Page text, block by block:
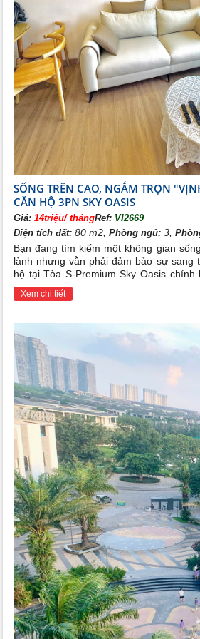
Với giá trị đẳng cấp mà khu đô thị
chúng tôi tin rằng nơi đây sẽ là
tiềm năng đầu tư vượt trội cho
cũng như nhà đầu tư
SỐNG TRÊN CAO, NGẮM TRỌN
CĂN HỘ 3PN SKY OASIS
Giá:14triệu/ thángRef: VI2669
Diện tích đất: 80 m2,Phòng ngủ: 3,
Bạn đang tìm kiếm một không gian
lành nhưng vẫn phải đảm bảo sự sang
hộ tại Tòa S-Premium Sky Oasis
cho bạn và gia đình!
Xem chi tiết